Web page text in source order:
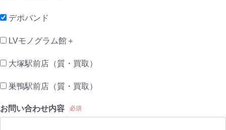
デポバンド
LVモノグラム館＋
大塚駅前店（質・買取）
巣鴨駅前店（質・買取）
お問い合わせ内容 必須